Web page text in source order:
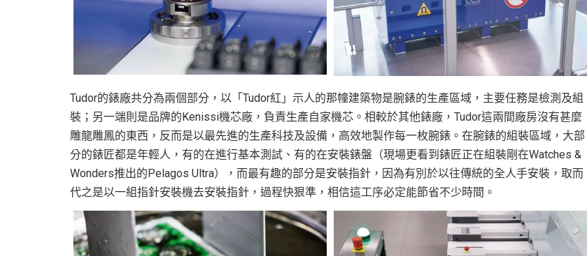
Tudor的錶廠共分為兩個部分，以「Tudor紅」示人的那幢建築物是腕錶的生產區域，主要任務是檢測及組
裝；另一端則是品牌的Kenissi機芯廠，負責生產自家機芯。相較於其他錶廠，Tudor這兩間廠房沒有甚麼
雕龍雕鳳的東西，反而是以最先進的生產科技及設備，高效地製作每一枚腕錶。在腕錶的組裝區域，大部
分的錶匠都是年輕人，有的在進行基本測試、有的在安裝錶盤（現場更看到錶匠正在組裝剛在Watches &
Wonders推出的Pelagos Ultra），而最有趣的部分是安裝指針，因為有別於以往傳統的全人手安裝，取而
代之是以一組指針安裝機去安裝指針，過程快狠準，相信這工序必定能節省不少時間。